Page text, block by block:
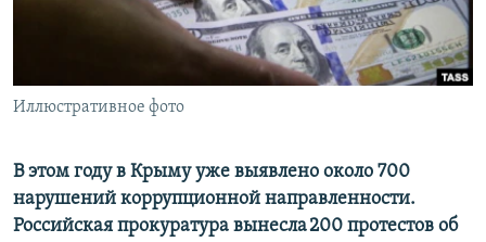
УКРАИНСКАЯ ПРОБЛЕМА КРЫМА
Все сайты RFE/RL
Иллюстративное фото
В этом году в Крыму уже выявлено около 700
нарушений коррупционной направленности.
Российская прокуратура вынесла 200 протестов об